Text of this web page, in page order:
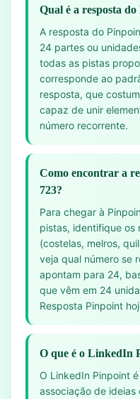
Qual é a resposta
A resposta do
24 partes ou
todas as pistas
corresponde ao
resposta, que
capaz de unir
número recorrente.
Como encontrar a
723?
Para chegar à
pistas, identifique os
(costelas, melros,
veja qual número se
apontam para 24,
que vêm em 24
Resposta Pinpoint
O que é o LinkedIn
O LinkedIn Pinpoint
associação de ideias